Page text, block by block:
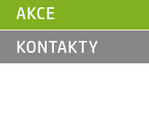
AKCE
KONTAKTY